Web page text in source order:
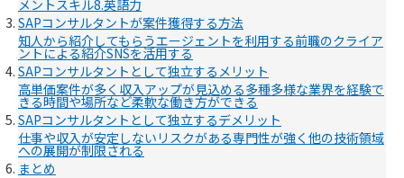
メントスキル8.英語力
SAPコンサルタントが案件獲得する方法
知人から紹介してもらうエージェントを利用する前職のクライア
ントによる紹介SNSを活用する
SAPコンサルタントとして独立するメリット
高単価案件が多く収入アップが見込める多種多様な業界を経験で
きる時間や場所など柔軟な働き方ができる
SAPコンサルタントとして独立するデメリット
仕事や収入が安定しないリスクがある専門性が強く他の技術領域
への展開が制限される
まとめ